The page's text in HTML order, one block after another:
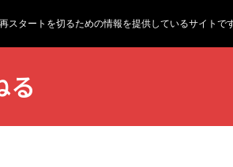
タートを切るための情報を提供しているサイトです
る